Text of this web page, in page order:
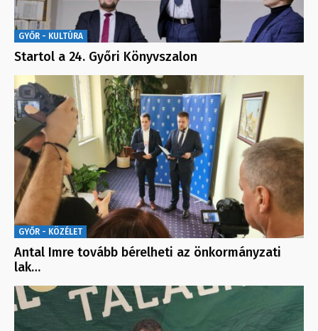
GYŐR - KULTÚRA
Startol a 24. Győri Könyvszalon
GYŐR - KÖZÉLET
Antal Imre tovább bérelheti az önkormányzati
lak…